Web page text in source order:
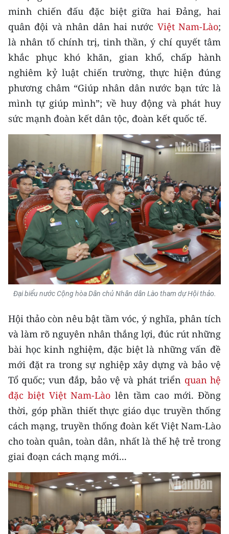
minh chiến đấu đặc biệt giữa hai Đảng, hai
quân đội và nhân dân hai nước Việt Nam-Lào;
là nhân tố chính trị, tinh thần, ý chí quyết tâm
khắc phục khó khăn, gian khổ, chấp hành
nghiêm kỷ luật chiến trường, thực hiện đúng
phương châm “Giúp nhân dân nước bạn tức là
mình tự giúp mình”; về huy động và phát huy
sức mạnh đoàn kết dân tộc, đoàn kết quốc tế.
Đại biểu nước Cộng hòa Dân chủ Nhân dân Lào tham dự Hội thảo.
Hội thảo còn nêu bật tầm vóc, ý nghĩa, phân tích
và làm rõ nguyên nhân thắng lợi, đúc rút những
bài học kinh nghiệm, đặc biệt là những vấn đề
mới đặt ra trong sự nghiệp xây dựng và bảo vệ
Tổ quốc; vun đắp, bảo vệ và phát triển quan hệ
đặc biệt Việt Nam-Lào lên tầm cao mới. Đồng
thời, góp phần thiết thực giáo dục truyền thống
cách mạng, truyền thống đoàn kết Việt Nam-Lào
cho toàn quân, toàn dân, nhất là thế hệ trẻ trong
giai đoạn cách mạng mới...